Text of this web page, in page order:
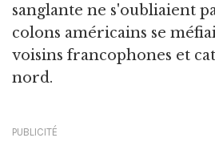
sanglante ne s'oubliaient
colons américains se
voisins francophones et
nord.
PUBLICITÉ